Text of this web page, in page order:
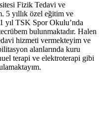
Fizik Tedavi ve
5 yıllık özel eğitim ve
yıl TSK Spor Okulu’nda
bulunmaktadır. Halen
hizmeti vermekteyim ve
alanlarında kuru
terapi ve elektroterapi gibi